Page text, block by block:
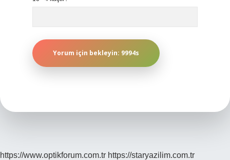
https://www.optikforum.com.tr https://staryazilim.com.tr